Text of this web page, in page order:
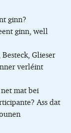
ginn?
ginn, well
Glieser
verléint
mat bei
Ass dat